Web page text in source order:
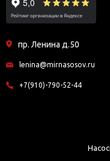
пр. Ленина д.50
lenina@mirnasosov.ru
+7(910)-790-52-44